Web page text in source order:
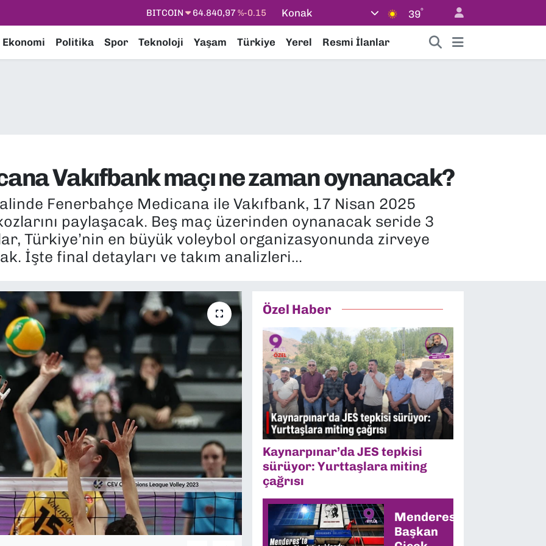
DOLAR 47,7436%0.18
STERLİN
64,4811%0.38
Konak 39°
Ekonomi Politika Spor Teknoloji Yaşam Türkiye Yerel Resmi İlanlar
Vakıfbank maçı ne zaman oynanacak?
Fenerbahçe Medicana ile Vakıfbank, 17 Nisan 2025
paylaşacak. Beş maç üzerinden oynanacak seride 3
Türkiye’nin en büyük voleybol organizasyonunda zirveye
İşte final detayları ve takım analizleri...
Özel Haber
Kaynarpınar’da JES tepkisi
sürüyor: Yurttaşlara miting
çağrısı
Menderes’te
Başkan